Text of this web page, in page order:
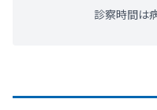
診察時間は